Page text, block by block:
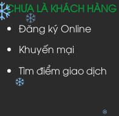
CHƯA LÀ KHÁCH HÀNG
Đăng ký Online
Khuyến mại
Tìm điểm giao dịch